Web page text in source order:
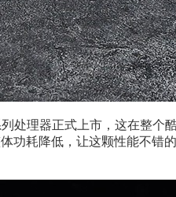
处理器正式上市，这在整个
功耗降低，让这颗性能不